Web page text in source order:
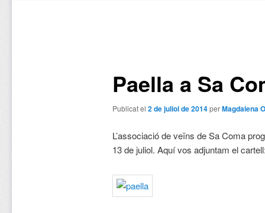
Paella a Sa
Publicat el 2 de juliol de 2014perMagdalena
L’associació de veïns de Sa Coma
13 de juliol. Aquí vos adjuntam el